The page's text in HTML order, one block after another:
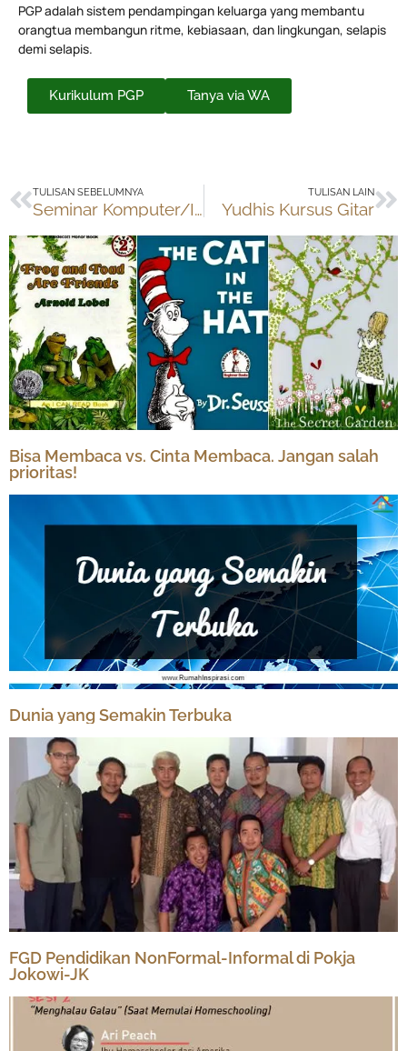
PGP adalah sistem pendampingan keluarga yang membantu
orangtua membangun ritme, kebiasaan, dan lingkungan, selapis
demi selapis.
Kurikulum PGP Tanya via WA
Prev
TULISAN SEBELUMNYA
Seminar Komputer/Internet dan Pendidikan
TULISAN LAIN
Yudhis Kursus Gitar
Bisa Membaca vs. Cinta Membaca. Jangan salah
prioritas!
Dunia yang Semakin Terbuka
FGD Pendidikan NonFormal-Informal di Pokja
Jokowi-JK